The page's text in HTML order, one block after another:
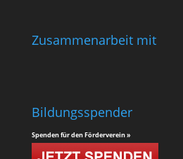
Zusammenarbeit mit
Bildungsspender
Spenden für den Förderverein »